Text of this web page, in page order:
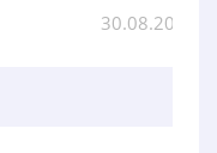
30.08.2024